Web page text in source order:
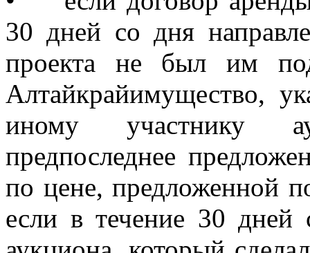
30 дней со дня
проекта не был им
Алтайкрайимущество,
иному участнику
предпоследнее
по цене, предложенной
если в течение 30 дней